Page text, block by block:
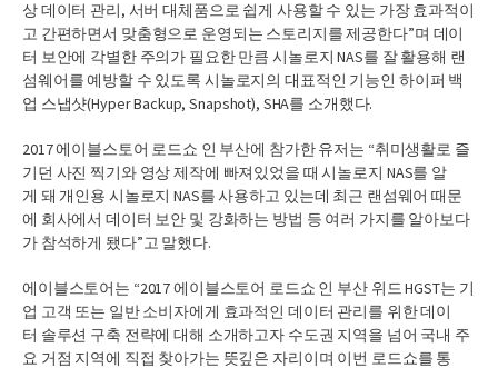
상 데이터 관리, 서버 대체품으로 쉽게 사용할 수 있는 가장 효과적이
고 간편하면서 맞춤형으로 운영되는 스토리지를 제공한다”며 데이
터 보안에 각별한 주의가 필요한 만큼 시놀로지 NAS를 잘 활용해 랜
섬웨어를 예방할 수 있도록 시놀로지의 대표적인 기능인 하이퍼 백
업 스냅샷(Hyper Backup, Snapshot), SHA를 소개했다.
2017 에이블스토어 로드쇼 인 부산에 참가한 유저는 “취미생활로 즐
기던 사진 찍기와 영상 제작에 빠져있었을 때 시놀로지 NAS를 알
게 돼 개인용 시놀로지 NAS를 사용하고 있는데 최근 랜섬웨어 때문
에 회사에서 데이터 보안 및 강화하는 방법 등 여러 가지를 알아보다
가 참석하게 됐다”고 말했다.
에이블스토어는 “2017 에이블스토어 로드쇼 인 부산 위드 HGST는 기
업 고객 또는 일반 소비자에게 효과적인 데이터 관리를 위한 데이
터 솔루션 구축 전략에 대해 소개하고자 수도권 지역을 넘어 국내 주
요 거점 지역에 직접 찾아가는 뜻깊은 자리이며 이번 로드쇼를 통